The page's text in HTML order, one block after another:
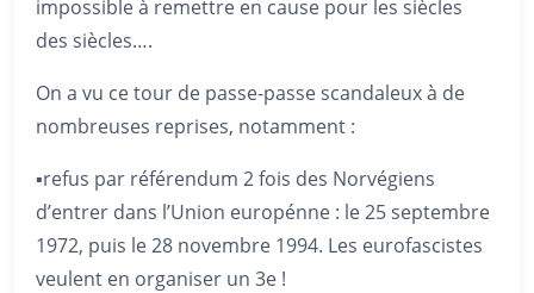
impossible à remettre en cause pour les siècles
des siècles….
On a vu ce tour de passe-passe scandaleux à de
nombreuses reprises, notamment :
▪️refus par référendum 2 fois des Norvégiens
d’entrer dans l’Union europénne : le 25 septembre
1972, puis le 28 novembre 1994. Les eurofascistes
veulent en organiser un 3e !